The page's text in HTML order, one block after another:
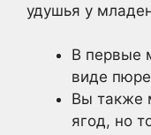
удушья у
В первые
виде
Вы также
ягод, но